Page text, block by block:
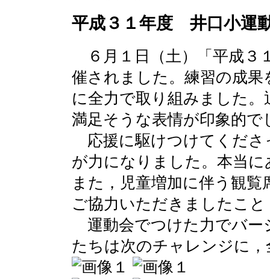
平成３１年度 井口小運
６月１日（土）「平成３
催されました。練習の成
に全力で取り組みました
満足そうな表情が印象的で
応援に駆けつけてくださ
が力になりました。本当
また，児童増加に伴う観
ご協力いただきましたこ
運動会でつけた力でバー
たちは次のチャレンジに